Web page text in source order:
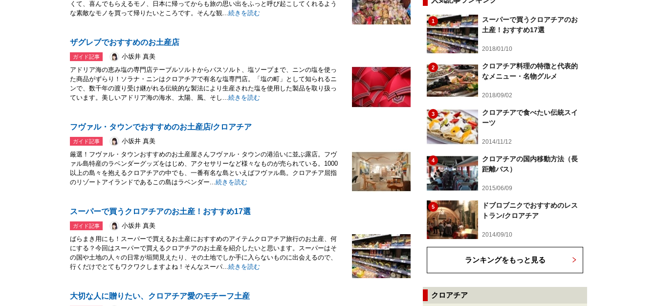
くて、喜んでもらえるモノ、日本に帰ってからも旅の思い出をふっと呼び起こしてくれるよう
な素敵なモノを買って帰りたいところです。そんな観...続きを読む
ザグレブでおすすめのお土産店
ガイド記事
小坂井 真美
アドリア海の恵み塩の専門店テーブルソルトからバスソルト、塩ソープまで、ニンの塩を使っ
た商品がずらり！ソラナ・ニンはクロアチアで有名な塩専門店。「塩の町」として知られるニ
ンで、数千年の渡り受け継がれる伝統的な製法により生産された塩を使用した製品を取り扱っ
ています。美しいアドリア海の海水、太陽、風、そし...続きを読む
フヴァル・タウンでおすすめのお土産店/クロアチア
ガイド記事
小坂井 真美
厳選！フヴァル・タウンおすすめのお土産屋さんフヴァル・タウンの港沿いに並ぶ露店。フヴ
ァル島特産のラベンダーグッズをはじめ、アクセサリーなど様々なものが売られている。1000
以上の島々を抱えるクロアチアの中でも、一番有名な島といえばフヴァル島。クロアチア屈指
のリゾートアイランドであるこの島はラベンダー...続きを読む
スーパーで買うクロアチアのお土産！おすすめ17選
ガイド記事
小坂井 真美
ばらまき用にも！スーパーで買えるお土産におすすめのアイテムクロアチア旅行のお土産、何
にする？今回はスーパーで買えるクロアチアのお土産を紹介したいと思います。スーパーはそ
の国や土地の人々の日常が垣間見えたり、その土地でしか手に入らないものに出会えるので、
行くだけでとてもワクワクしますよね！そんなスーパ...続きを読む
大切な人に贈りたい、クロアチア愛のモチーフ土産
1
スーパーで買うクロアチアのお
土産！おすすめ17選
2018/01/10
2
クロアチア料理の特徴と代表的
なメニュー・名物グルメ
2018/09/02
3
クロアチアで食べたい伝統スイ
ーツ
2014/11/12
4
クロアチアの国内移動方法（長
距離バス）
2015/06/09
5
ドブロブニクでおすすめのレス
トラン/クロアチア
2014/09/10
ランキングをもっと見る
クロアチア